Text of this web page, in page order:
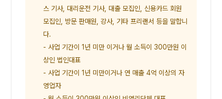
스 기사, 대리운전 기사, 대출 모집인, 신용카드 회원
모집인, 방문 판매원, 강사, 기타 프리랜서 등을 말합니
다.
- 사업 기간이 1년 미만 이거나 월 소득이 300만원 이
상인 법인대표
- 사업 기간이 1년 미만이거나 연 매출 4억 이상의 자
영업자